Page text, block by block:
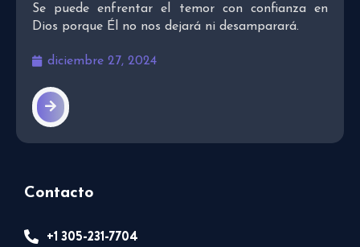
Se puede enfrentar el temor con confianza en
Dios porque Él no nos dejará ni desamparará.
diciembre 27, 2024
Contacto
+1 305-231-7704